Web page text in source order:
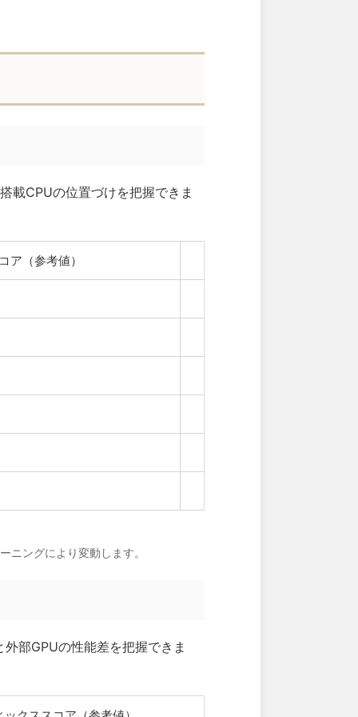
載CPUの位置づけを把握できま
ア（参考値）
ニングにより変動します。
部GPUの性能差を把握できま